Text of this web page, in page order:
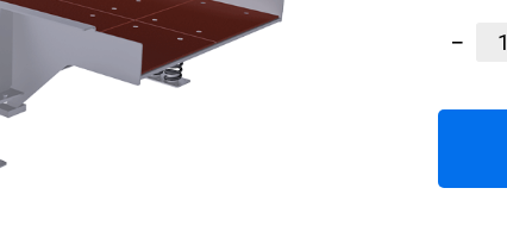
− 1